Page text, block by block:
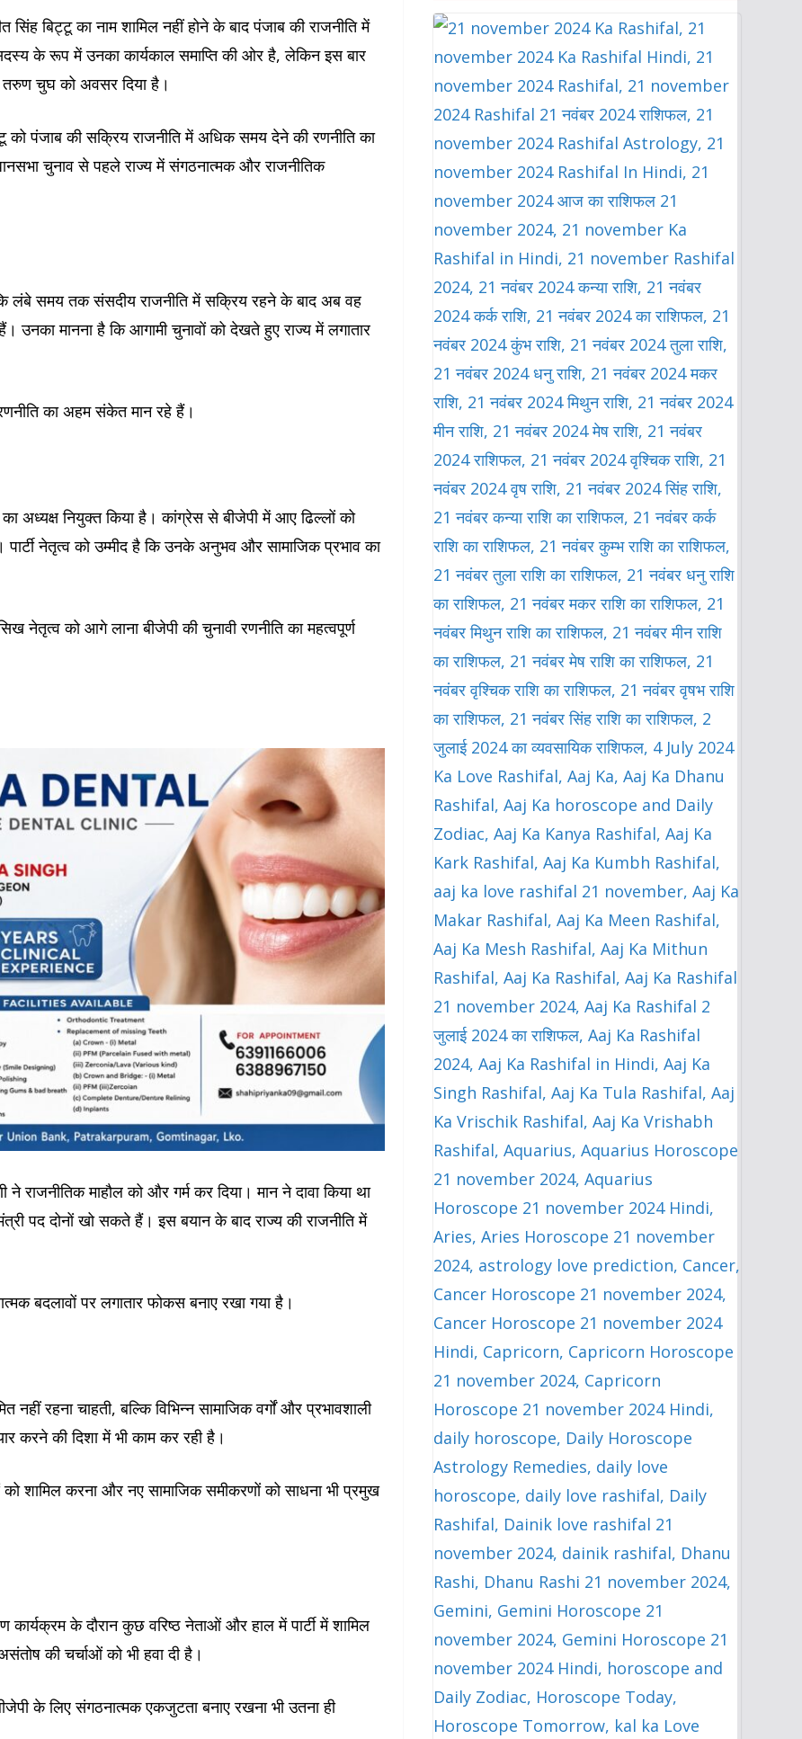
सिंह बिट्टू का नाम शामिल नहीं होने के बाद पंजाब की राजनीति में
के रूप में उनका कार्यकाल समाप्ति की ओर है, लेकिन इस बार
तरुण चुघ को अवसर दिया है।
को पंजाब की सक्रिय राजनीति में अधिक समय देने की रणनीति का
चुनाव से पहले राज्य में संगठनात्मक और राजनीतिक
लंबे समय तक संसदीय राजनीति में सक्रिय रहने के बाद अब वह
उनका मानना है कि आगामी चुनावों को देखते हुए राज्य में लगातार
रणनीति का अहम संकेत मान रहे हैं।
अध्यक्ष नियुक्त किया है। कांग्रेस से बीजेपी में आए ढिल्लों को
नेतृत्व को उम्मीद है कि उनके अनुभव और सामाजिक प्रभाव का
नेतृत्व को आगे लाना बीजेपी की चुनावी रणनीति का महत्वपूर्ण
राजनीतिक माहौल को और गर्म कर दिया। मान ने दावा किया था
पद दोनों खो सकते हैं। इस बयान के बाद राज्य की राजनीति में
बदलावों पर लगातार फोकस बनाए रखा गया है।
रहना चाहती, बल्कि विभिन्न सामाजिक वर्गों और प्रभावशाली
करने की दिशा में भी काम कर रही है।
शामिल करना और नए सामाजिक समीकरणों को साधना भी प्रमुख
के दौरान कुछ वरिष्ठ नेताओं और हाल में पार्टी में शामिल
की चर्चाओं को भी हवा दी है।
के लिए संगठनात्मक एकजुटता बनाए रखना भी उतना ही